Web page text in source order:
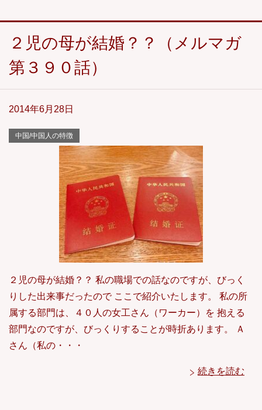
２児の母が結婚？？（メルマガ
第３９０話）
2014年6月28日
中国/中国人の特徴
２児の母が結婚？？ 私の職場での話なのですが、びっく
りした出来事だったので ここで紹介いたします。 私の所
属する部門は、４０人の女工さん（ワーカー）を 抱える
部門なのですが、びっくりすることが時折あります。 Ａ
さん（私の・・・
続きを読む